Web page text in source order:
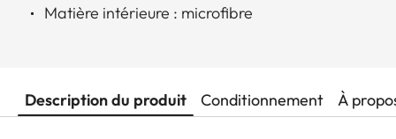
Matière intérieure : microfibre
Description du produit Conditionnement À